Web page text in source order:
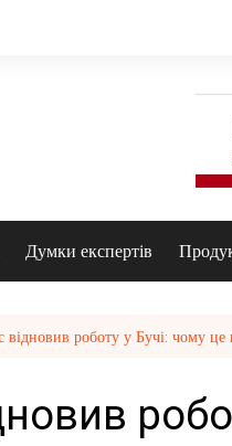
Думки експертів
відновив роботу у Бучі: чому